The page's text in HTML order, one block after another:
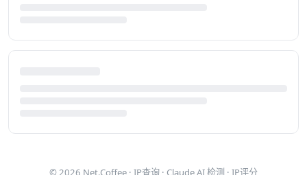
© 2026 Net.Coffee · IP查询 · Claude AI 检测 · IP评分